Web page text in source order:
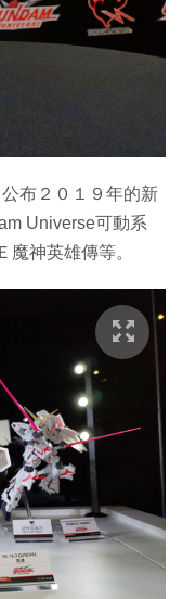
布２０１９年的新
Universe可動系
神英雄傳等。